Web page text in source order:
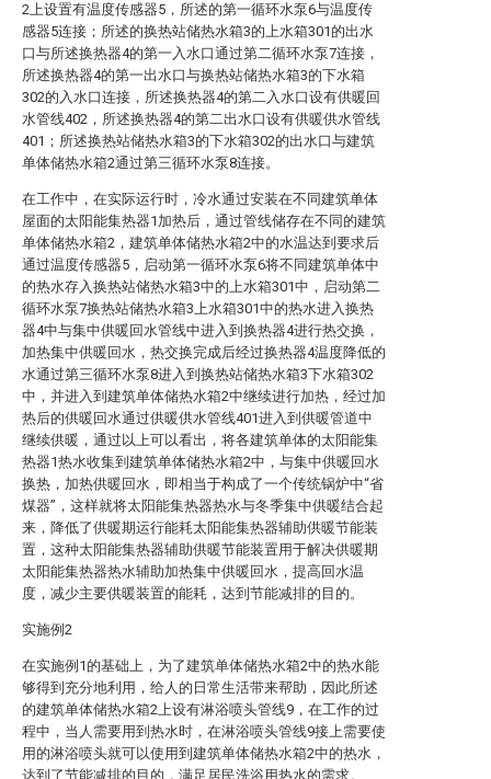
2上设置有温度传感器5，所述的第一循环水泵6与温度传
感器5连接；所述的换热站储热水箱3的上水箱301的出水
口与所述换热器4的第一入水口通过第二循环水泵7连接，
所述换热器4的第一出水口与换热站储热水箱3的下水箱
302的入水口连接，所述换热器4的第二入水口设有供暖回
水管线402，所述换热器4的第二出水口设有供暖供水管线
401；所述换热站储热水箱3的下水箱302的出水口与建筑
单体储热水箱2通过第三循环水泵8连接。
在工作中，在实际运行时，冷水通过安装在不同建筑单体
屋面的太阳能集热器1加热后，通过管线储存在不同的建筑
单体储热水箱2，建筑单体储热水箱2中的水温达到要求后
通过温度传感器5，启动第一循环水泵6将不同建筑单体中
的热水存入换热站储热水箱3中的上水箱301中，启动第二
循环水泵7换热站储热水箱3上水箱301中的热水进入换热
器4中与集中供暖回水管线中进入到换热器4进行热交换，
加热集中供暖回水，热交换完成后经过换热器4温度降低的
水通过第三循环水泵8进入到换热站储热水箱3下水箱302
中，并进入到建筑单体储热水箱2中继续进行加热，经过加
热后的供暖回水通过供暖供水管线401进入到供暖管道中
继续供暖，通过以上可以看出，将各建筑单体的太阳能集
热器1热水收集到建筑单体储热水箱2中，与集中供暖回水
换热，加热供暖回水，即相当于构成了一个传统锅炉中“省
煤器”，这样就将太阳能集热器热水与冬季集中供暖结合起
来，降低了供暖期运行能耗太阳能集热器辅助供暖节能装
置，这种太阳能集热器辅助供暖节能装置用于解决供暖期
太阳能集热器热水辅助加热集中供暖回水，提高回水温
度，减少主要供暖装置的能耗，达到节能减排的目的。
实施例2
在实施例1的基础上，为了建筑单体储热水箱2中的热水能
够得到充分地利用，给人的日常生活带来帮助，因此所述
的建筑单体储热水箱2上设有淋浴喷头管线9，在工作的过
程中，当人需要用到热水时，在淋浴喷头管线9接上需要使
用的淋浴喷头就可以使用到建筑单体储热水箱2中的热水，
达到了节能减排的目的，满足居民洗浴用热水的需求。